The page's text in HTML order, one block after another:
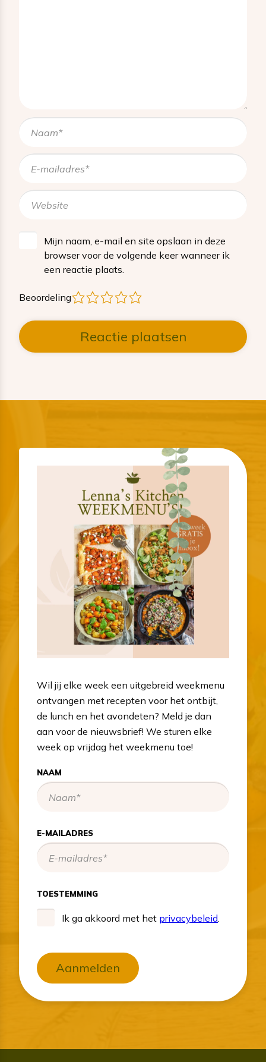
Mijn naam, e-mail en site opslaan in deze
browser voor de volgende keer wanneer ik
een reactie plaats.
Beoordeling 4
3
2
1
Wil jij elke week een uitgebreid weekmenu
ontvangen met recepten voor het ontbijt,
de lunch en het avondeten? Meld je dan
aan voor de nieuwsbrief! We sturen elke
week op vrijdag het weekmenu toe!
NAAM
E-MAILADRES
TOESTEMMING
Ik ga akkoord met het privacybeleid.
Aanmelden